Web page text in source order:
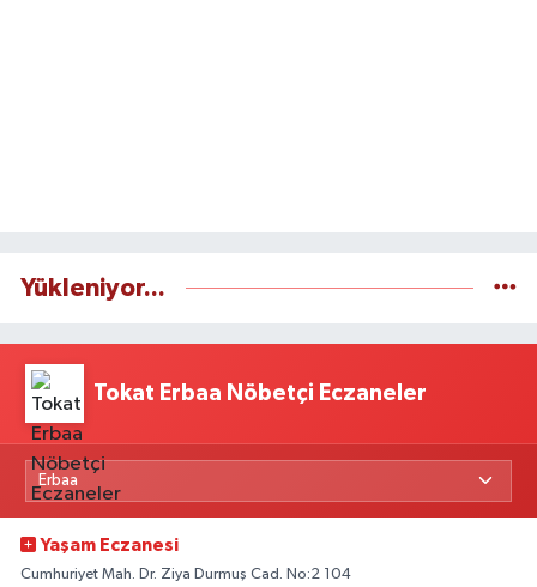
Yükleniyor...
Tokat Erbaa Nöbetçi Eczaneler
Yaşam Eczanesi
Cumhuriyet Mah. Dr. Ziya Durmuş Cad. No:2 104